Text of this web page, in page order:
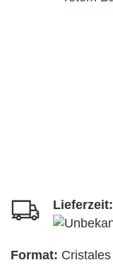
Lieferzeit:
Format: Cristales